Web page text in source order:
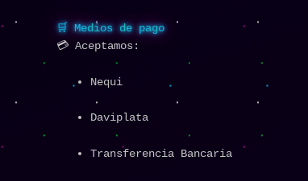
🛒 Medios de pago
💳 Aceptamos:
Nequi
Daviplata
Transferencia Bancaria